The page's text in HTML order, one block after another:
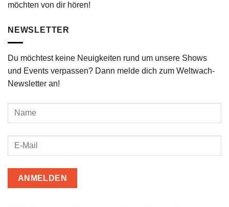
möchten von dir hören!
NEWSLETTER
Du möchtest keine Neuigkeiten rund um unsere Shows
und Events verpassen? Dann melde dich zum Weltwach-
Newsletter an!